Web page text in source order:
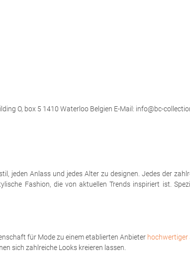
O, box 5 1410 Waterloo Belgien E-Mail: info@bc-
jeden Anlass und jedes Alter zu designen. Jedes der
Fashion, die von aktuellen Trends inspiriert ist.
für Mode zu einem etablierten Anbieter hochwertiger
sich zahlreiche Looks kreieren lassen.